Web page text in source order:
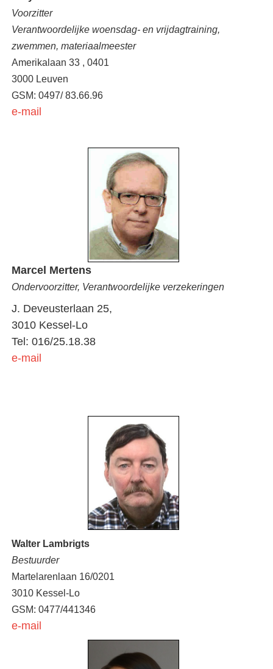
Voorzitter
Verantwoordelijke woensdag- en vrijdagtraining,
zwemmen, materiaalmeester
Amerikalaan 33 , 0401
3000 Leuven
GSM: 0497/ 83.66.96
e-mail
Marcel Mertens
Ondervoorzitter, Verantwoordelijke verzekeringen
J. Deveusterlaan 25,
3010 Kessel-Lo
Tel: 016/25.18.38
e-mail
Walter Lambrigts
Bestuurder
Martelarenlaan 16/0201
3010 Kessel-Lo
GSM: 0477/441346
e-mail